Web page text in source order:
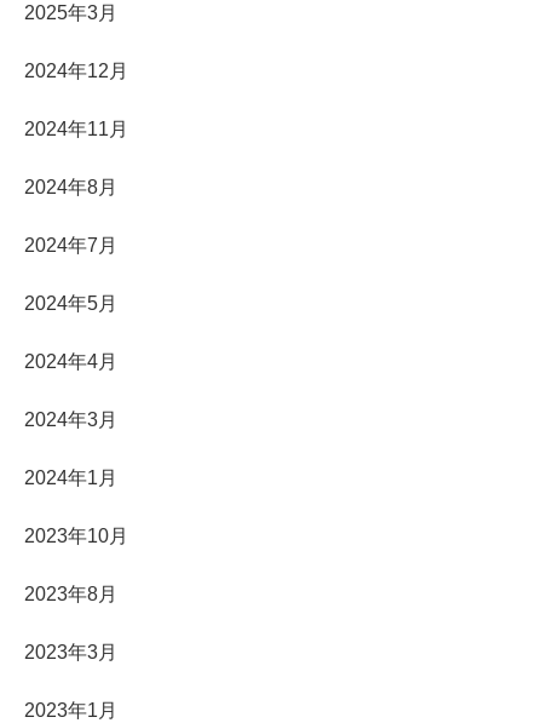
2025年3月
2024年12月
2024年11月
2024年8月
2024年7月
2024年5月
2024年4月
2024年3月
2024年1月
2023年10月
2023年8月
2023年3月
2023年1月